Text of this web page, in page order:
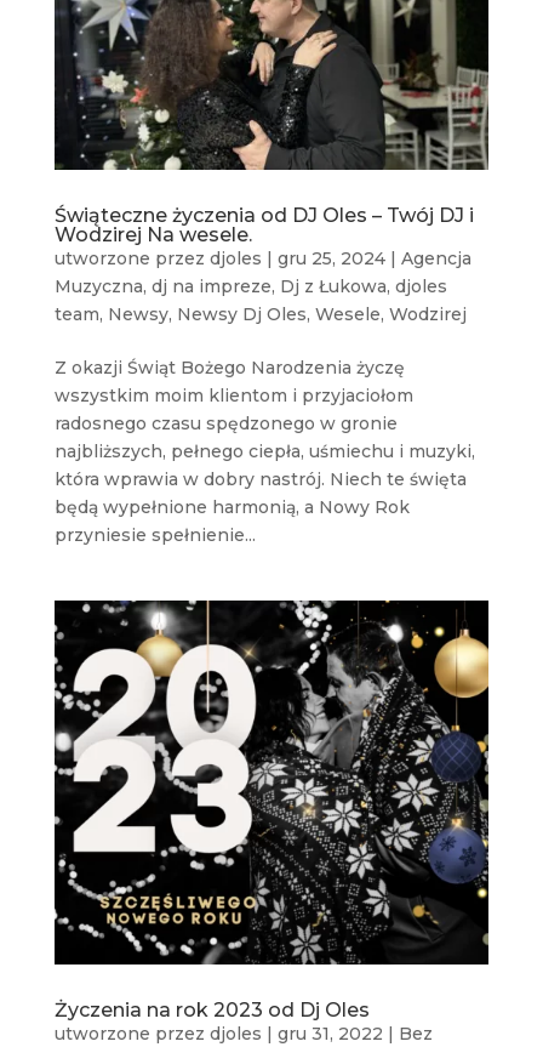
Świąteczne życzenia od DJ Oles – Twój DJ i
Wodzirej Na wesele.
utworzone przez djoles gru 25, 2024| Agencja
Muzyczna, dj na impreze, Dj z Łukowa, djoles
team, Newsy, Newsy Dj Oles, Wesele, Wodzirej
Z okazji Świąt Bożego Narodzenia życzę
wszystkim moim klientom i przyjaciołom
radosnego czasu spędzonego w gronie
najbliższych, pełnego ciepła, uśmiechu i muzyki,
która wprawia w dobry nastrój. Niech te święta
będą wypełnione harmonią, a Nowy Rok
przyniesie spełnienie...
Życzenia na rok 2023 od Dj Oles
utworzone przez djoles gru 31, 2022
Bez